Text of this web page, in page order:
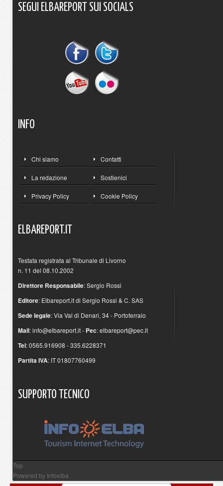
SEGUI ELBAREPORT SUI SOCIALS
INFO
Chi siamo Contatti
La redazione Sostienici
Privacy Policy Cookie Policy
ELBAREPORT.IT
Testata registrata al Tribunale di Livorno
n. 11 del 08.10.2002
Direttore Responsabile: Sergio Rossi
Editore: Elbareport.it di Sergio Rossi & C. SAS
Sede legale: Via Val di Denari, 34 - Portoferraio
Mail:info@elbareport.it- Pec:elbareport@pec.it
Tel: 0565.916908 - 335.6228371
Partita IVA: IT 01807760499
SUPPORTO TECNICO
Top
Powered by Infoelba